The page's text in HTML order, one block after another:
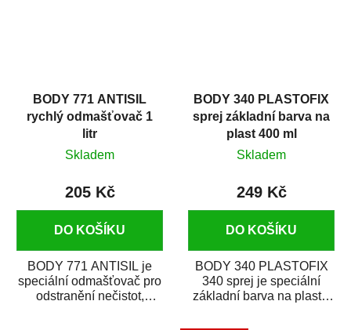
BODY 771 ANTISIL
rychlý odmašťovač 1
litr
Skladem
205 Kč
DO KOŠÍKU
BODY 771 ANTISIL je
speciální odmašťovač pro
odstranění nečistot,
BODY 340 PLASTOFIX
sprej základní barva na
plast 400 ml
Skladem
249 Kč
DO KOŠÍKU
BODY 340 PLASTOFIX
340 sprej je speciální
základní barva na plasty,
vrchních...